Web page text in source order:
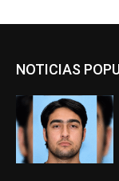
NOTICIAS